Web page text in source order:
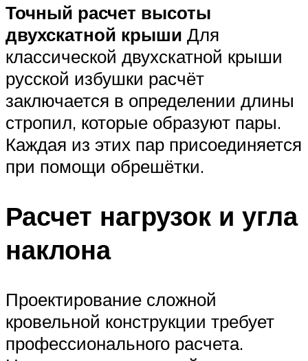
Точный расчет высоты
двухскатной крыши Для
классической двухскатной крыши
русской избушки расчёт
заключается в определении длины
стропил, которые образуют пары.
Каждая из этих пар присоединяется
при помощи обрешётки.
Расчет нагрузок и угла
наклона
Проектирование сложной
кровельной конструкции требует
профессионального расчета.